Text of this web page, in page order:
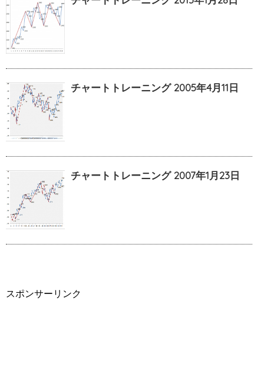
チャートトレーニング 2005年4月11日
チャートトレーニング 2007年1月23日
スポンサーリンク